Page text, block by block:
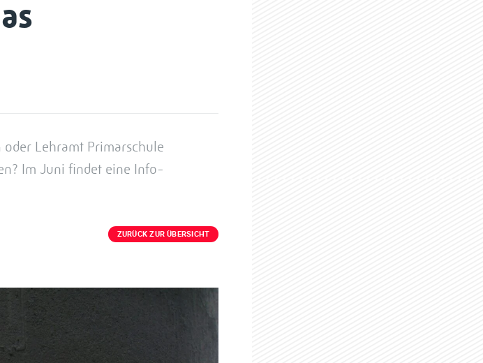
Lehramt Primarschule
Im Juni findet eine Info-
ZURÜCK ZUR ÜBERSICHT